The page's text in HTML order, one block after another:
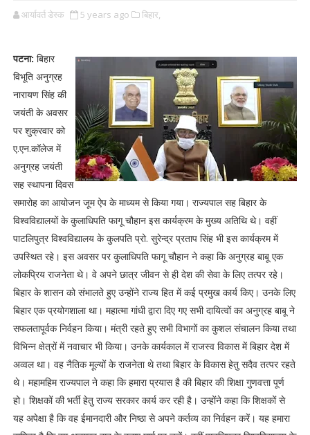
आर्यावर्त डेस्क 5 years ago बिहार,
पटना: बिहार
विभूति अनुग्रह
नारायण सिंह की
जयंती के अवसर
पर शुक्रवार को
ए.एन.कॉलेज में
अनुग्रह जयंती
सह स्थापना दिवस
समारोह का आयोजन जूम ऐप के माध्यम से किया गया। राज्यपाल सह बिहार के
विश्वविद्यालयों के कुलाधिपति फागू चौहान इस कार्यक्रम के मुख्य अतिथि थे। वहीं
पाटलिपुत्र विश्वविद्यालय के कुलपति प्रो. सुरेन्द्र प्रताप सिंह भी इस कार्यक्रम में
उपस्थित रहे। इस अवसर पर कुलाधिपति फागू चौहान ने कहा कि अनुग्रह बाबू एक
लोकप्रिय राजनेता थे। वे अपने छात्र जीवन से ही देश की सेवा के लिए तत्पर रहे।
बिहार के शासन को संभालते हुए उन्होंने राज्य हित में कई प्रमुख कार्य किए। उनके लिए
बिहार एक प्रयोगशाला था। महात्मा गांधी द्वारा दिए गए सभी दायित्वों का अनुग्रह बाबू ने
सफलतापूर्वक निर्वहन किया। मंत्री रहते हुए सभी विभागों का कुशल संचालन किया तथा
विभिन्न क्षेत्रों में नवाचार भी किया। उनके कार्यकाल में राजस्व विकास में बिहार देश में
अव्वल था। वह नैतिक मूल्यों के राजनेता थे तथा बिहार के विकास हेतु सदैव तत्पर रहते
थे। महामहिम राज्यपाल ने कहा कि हमारा प्रयास है की बिहार की शिक्षा गुणवत्ता पूर्ण
हो। शिक्षकों की भर्ती हेतु राज्य सरकार कार्य कर रही है। उन्होंने कहा कि शिक्षकों से
यह अपेक्षा है कि वह ईमानदारी और निष्ठा से अपने कर्तव्य का निर्वहन करें। यह हमारा